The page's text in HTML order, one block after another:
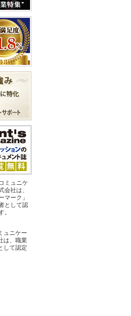
ミュニケ
会社は、
マーク」
として認
。
ュニケー
は、職業
して認定